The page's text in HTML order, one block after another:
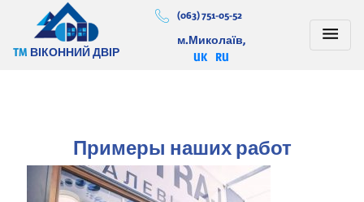
TM ВІКОННИЙ ДВІР
(063) 751-05-52
м.Миколаїв,
RU
UK
Примеры наших работ